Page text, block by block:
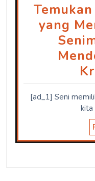
yang
[ad_1] Seni
kita